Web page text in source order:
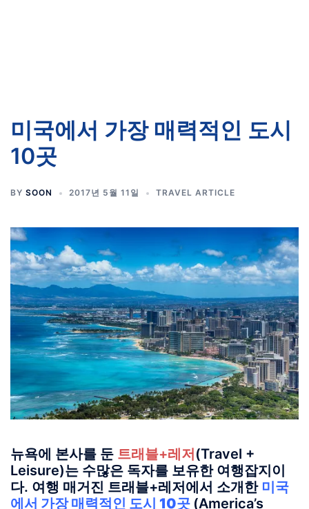
미국에서 가장 매력적인 도시
10곳
BY SOON 2017년 5월 11일 TRAVEL ARTICLE
뉴욕에 본사를 둔 트래블+레저 (Travel +
Leisure)는 수많은 독자를 보유한 여행잡지이
다. 여행 매거진 트래블+레저에서 소개한 미국
에서 가장 매력적인 도시 10곳 (America’s